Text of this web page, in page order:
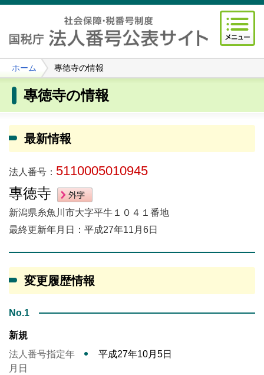
ホーム 專徳寺の情報
專徳寺の情報
最新情報
法人番号： 5110005010945
專徳寺
新潟県糸魚川市大字平牛１０４１番地
最終更新年月日：平成27年11月6日
変更履歴情報
No.1
新規
法人番号指定年
月日
平成27年10月5日